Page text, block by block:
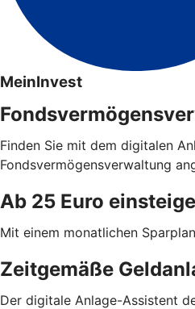
MeinInvest
Finden Sie mit dem digitalen
Fondsvermögensverwaltung
Ab 25 Euro
Mit einem monatlichen
Zeitgemäße
Der digitale Anlage-Assistent